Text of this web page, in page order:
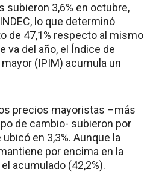
subieron 3,6% en octubre,
lo que determinó
de 47,1% respecto al mismo
va del año, el Índice de
(IPIM) acumula un
precios mayoristas –más
de cambio- subieron por
en 3,3%. Aunque la
por encima en la
acumulado (42,2%).